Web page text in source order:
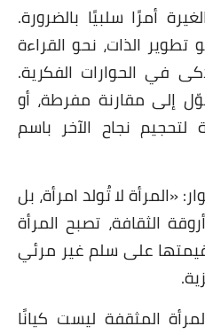
أمرًا سلبيًا بالضرورة.
الذات، نحو القراءة
في الحوارات الفكرية.
إلى مقارنة مفرطة، أو
نجاح الآخر باسم
لا تُولد امرأة، بل
الثقافة، تصبح المرأة
قيمتها على سلم غير مرئي
المثقفة ليست كيانًا